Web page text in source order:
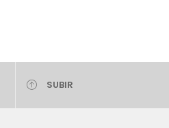
SUBIR